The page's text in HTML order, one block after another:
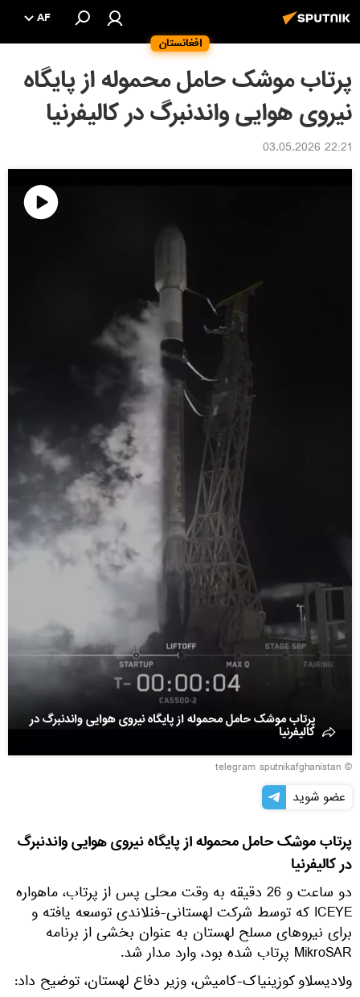
افغانستان
AF
پرتاب موشک حامل محموله از پایگاه
نیروی هوایی واندنبرگ در کالیفرنیا
22:21 03.05.2026
پرتاب موشک حامل محموله از پایگاه نیروی هوایی واندنبرگ در
کالیفرنیا
© telegram sputnikafghanistan
عضو شوید
پرتاب موشک حامل محموله از پایگاه نیروی هوایی واندنبرگ
در کالیفرنیا
دو ساعت و 26 دقیقه به وقت محلی پس از پرتاب، ماهواره
ICEYE که توسط شرکت لهستانی-فنلاندی توسعه یافته و
برای نیروهای مسلح لهستان به عنوان بخشی از برنامه
MikroSAR پرتاب شده بود، وارد مدار شد.
ولادیسلاو کوزینیاک-کامیش، وزیر دفاع لهستان، توضیح داد: